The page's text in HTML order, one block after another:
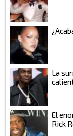
La
El
Rick